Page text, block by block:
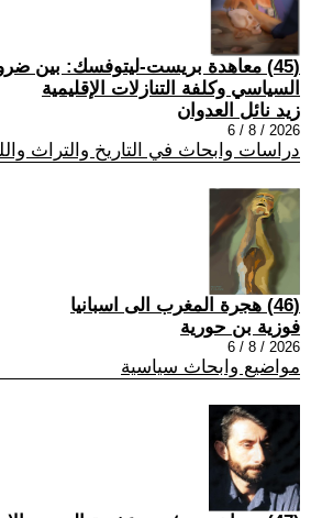
(45) معاهدة بريست-ليتوفسك: بين
السياسي وكلفة التنازلات الإقليمية
زيد نائل العدوان
2026 / 8 / 6
دراسات وابحاث في التاريخ والتراث
(46) هجرة المغرب الى اسبانيا
فوزية بن حورية
2026 / 8 / 6
مواضيع وابحاث سياسية